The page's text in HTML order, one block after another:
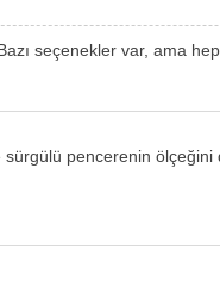
seçenekler var, ama
sürgülü pencerenin